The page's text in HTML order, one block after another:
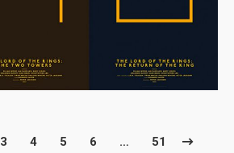
3 4 5 6 … 51